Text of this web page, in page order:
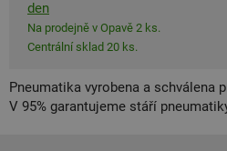
den
Na prodejně v Opavě 2 ks.
Centrální sklad 20 ks.
Pneumatika vyrobena a schválena
V 95% garantujeme stáří